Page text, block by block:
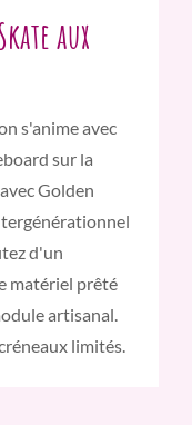
aux
s'anime avec
sur la
Golden
d'un
matériel prêté
artisanal.
limités.